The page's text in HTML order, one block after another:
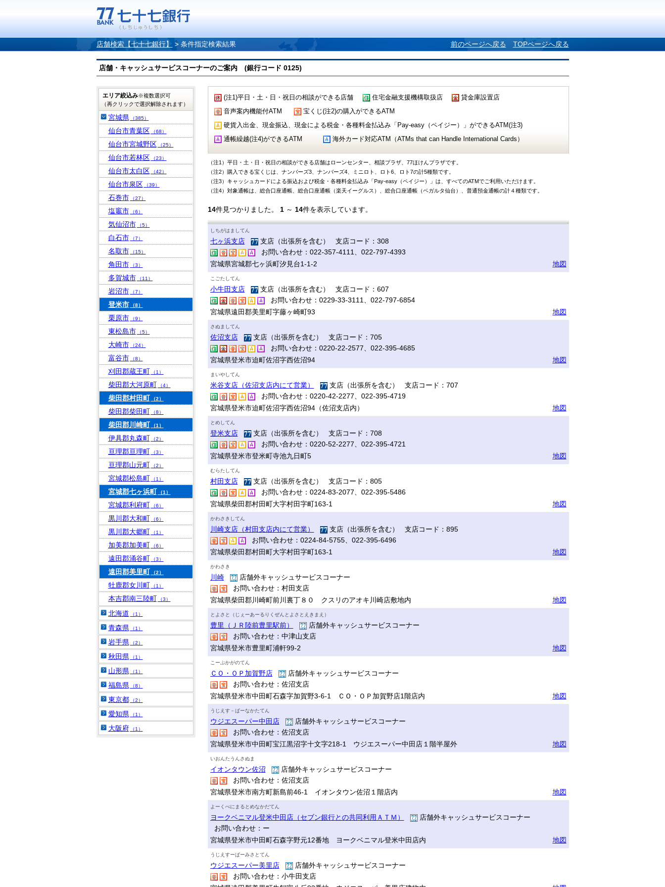
店舗検索【七十七銀行】 > 条件指定検索結果 前のページへ戻る TOPページへ戻る
店舗・キャッシュサービスコーナーのご案内 (銀行コード 0125)
(注1)平日・土・日・祝日の相談ができる店舗 住宅金融支援機構取扱店
貸金庫設置店
音声案内機能付ATM
宝くじ(注2)の購入ができるATM
硬貨入出金、現金振込、現金による税金・各種料金払込み「Pay-easy（ペイジー）」ができるATM(注3)
通帳繰越(注4)ができるATM
海外カード対応ATM（ATMs that can Handle International Cards）
（注1）平日・土・日・祝日の相談ができる店舗はローンセンター、相談プラザ、77ほけんプラザです。
（注2）購入できる宝くじは、ナンバーズ3、ナンバーズ4、ミニロト、ロト6、ロト7の計5種類です。
（注3）キャッシュカードによる振込および税金・各種料金払込み「Pay-easy（ペイジー）」は、すべてのATMでご利用いただけます。
（注4）対象通帳は、総合口座通帳、総合口座通帳（楽天イーグルス）、総合口座通帳（ベガルタ仙台）、普通預金通帳の計４種類です。
14件見つかりました。 1～ 14件を表示しています。
しちがはましてん
七ヶ浜支店
支店（出張所を含む） 支店コード：308
お問い合わせ：022-357-4111、022-797-4393
宮城県宮城郡七ヶ浜町汐見台1-1-2
地図
こごたしてん
小牛田支店
支店（出張所を含む） 支店コード：607
お問い合わせ：0229-33-3111、022-797-6854
宮城県遠田郡美里町字藤ヶ崎町93
地図
さぬましてん
佐沼支店
支店（出張所を含む） 支店コード：705
お問い合わせ：0220-22-2577、022-395-4685
宮城県登米市迫町佐沼字西佐沼94
地図
まいやしてん
米谷支店（佐沼支店内にて営業）
支店（出張所を含む） 支店コード：707
お問い合わせ：0220-42-2277、022-395-4719
宮城県登米市迫町佐沼字西佐沼94（佐沼支店内）
地図
とめしてん
登米支店
支店（出張所を含む） 支店コード：708
お問い合わせ：0220-52-2277、022-395-4721
宮城県登米市登米町寺池九日町5
地図
むらたしてん
村田支店
支店（出張所を含む） 支店コード：805
お問い合わせ：0224-83-2077、022-395-5486
宮城県柴田郡村田町大字村田字町163-1
地図
かわさきしてん
川崎支店（村田支店内にて営業）
支店（出張所を含む） 支店コード：895
お問い合わせ：0224-84-5755、022-395-6496
宮城県柴田郡村田町大字村田字町163-1
地図
かわさき
川崎
店舗外キャッシュサービスコーナー
お問い合わせ：村田支店
宮城県柴田郡川崎町前川裏丁８０ クスリのアオキ川崎店敷地内
地図
とよさと（じぇーあーるりくぜんとよさとえきまえ）
豊里（ＪＲ陸前豊里駅前）
店舗外キャッシュサービスコーナー
お問い合わせ：中津山支店
宮城県登米市豊里町浦軒99-2
地図
こーぷかがのてん
ＣＯ・ＯＰ加賀野店
店舗外キャッシュサービスコーナー
お問い合わせ：佐沼支店
宮城県登米市中田町石森字加賀野3-6-1 ＣＯ・ＯＰ加賀野店1階店内
地図
うじえす－ぱーなかたてん
ウジエスーパー中田店
店舗外キャッシュサービスコーナー
お問い合わせ：佐沼支店
宮城県登米市中田町宝江黒沼字十文字218-1 ウジエスーパー中田店１階半屋外
地図
いおんたうんさぬま
イオンタウン佐沼
店舗外キャッシュサービスコーナー
お問い合わせ：佐沼支店
宮城県登米市南方町新島前46-1 イオンタウン佐沼１階店内
地図
よーくべにまるとめなかだてん
ヨークベニマル登米中田店（セブン銀行との共同利用ＡＴＭ）
店舗外キャッシュサービスコーナー
お問い合わせ：ー
宮城県登米市中田町石森字野元12番地 ヨークベニマル登米中田店内
地図
うじえすーぱーみさとてん
ウジエスーパー美里店
店舗外キャッシュサービスコーナー
お問い合わせ：小牛田支店
エリア絞込み※複数選択可
（再クリックで選択解除されます）
宮城県 （385）
仙台市青葉区 （68）
仙台市宮城野区 （25）
仙台市若林区 （23）
仙台市太白区 （42）
仙台市泉区 （39）
石巻市 （27）
塩竈市 （6）
気仙沼市 （5）
白石市 （7）
名取市 （15）
角田市 （3）
多賀城市 （11）
岩沼市 （7）
登米市 （8）
栗原市 （9）
東松島市 （5）
大崎市 （24）
富谷市 （8）
刈田郡蔵王町 （1）
柴田郡大河原町 （4）
柴田郡村田町 （2）
柴田郡柴田町 （8）
柴田郡川崎町 （1）
伊具郡丸森町 （2）
亘理郡亘理町 （3）
亘理郡山元町 （2）
宮城郡松島町 （1）
宮城郡七ヶ浜町 （1）
宮城郡利府町 （6）
黒川郡大和町 （6）
黒川郡大郷町 （1）
加美郡加美町 （6）
遠田郡涌谷町 （3）
遠田郡美里町 （2）
牡鹿郡女川町 （1）
本吉郡南三陸町 （3）
北海道 （1）
青森県 （1）
岩手県 （2）
秋田県 （1）
山形県 （1）
福島県 （8）
東京都 （2）
愛知県 （1）
大阪府 （1）